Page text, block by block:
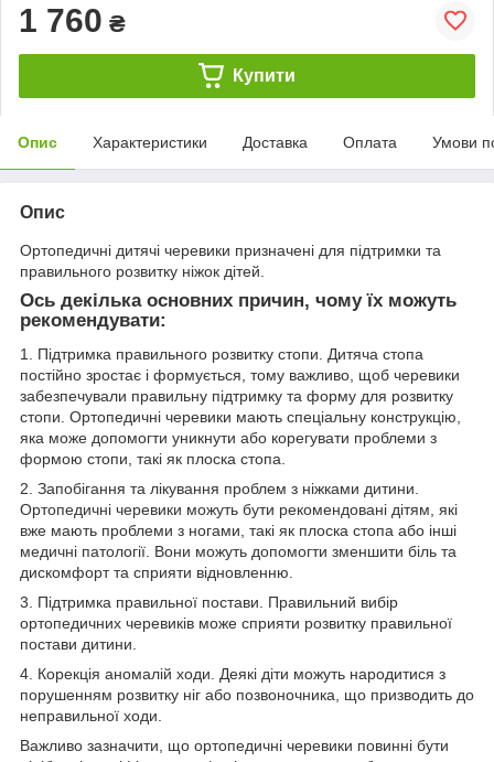
1 760 ₴
Купити
Опис Характеристики Доставка Оплата Умови
Опис
Ортопедичні дитячі черевики призначені для підтримки та
правильного розвитку ніжок дітей.
Ось декілька основних причин, чому їх можуть
рекомендувати:
1. Підтримка правильного розвитку стопи. Дитяча стопа
постійно зростає і формується, тому важливо, щоб черевики
забезпечували правильну підтримку та форму для розвитку
стопи. Ортопедичні черевики мають спеціальну конструкцію,
яка може допомогти уникнути або корегувати проблеми з
формою стопи, такі як плоска стопа.
2. Запобігання та лікування проблем з ніжками дитини.
Ортопедичні черевики можуть бути рекомендовані дітям, які
вже мають проблеми з ногами, такі як плоска стопа або інші
медичні патології. Вони можуть допомогти зменшити біль та
дискомфорт та сприяти відновленню.
3. Підтримка правильної постави. Правильний вибір
ортопедичних черевиків може сприяти розвитку правильної
постави дитини.
4. Корекція аномалій ходи. Деякі діти можуть народитися з
порушенням розвитку ніг або позвоночника, що призводить до
неправильної ходи.
Важливо зазначити, що ортопедичні черевики повинні бути